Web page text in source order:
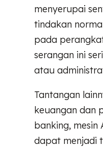
menyerupai
tindakan
pada
serangan ini
atau
Tantangan
keuangan dan
banking, mesin
dapat menjadi